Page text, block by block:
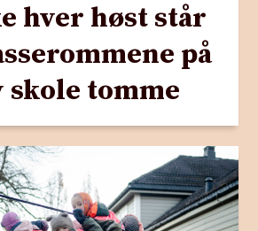
hver høst står
på
skole tomme